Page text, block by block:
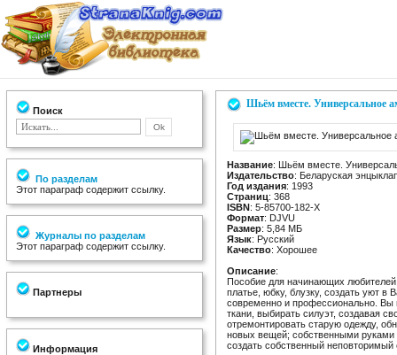
Поиск
По разделам
Этот параграф содержит ссылку.
Журналы по разделам
Этот параграф содержит ссылку.
Партнеры
Информация
Шьём вместе. Универсальное
Название: Шьём вместе.
Издательство: Беларуская
Год издания: 1993
Страниц: 368
ISBN: 5-85700-182-Х
Формат: DJVU
Размер: 5,84 МБ
Язык: Русский
Качество: Хорошее
Описание:
Пособие для начинающих
платье, юбку, блузку, создать уют
современно и профессионально. Вы
ткани, выбирать силуэт, создавая
отремонтировать старую одежду,
новых вещей; собственными
создать собственный неповторимый